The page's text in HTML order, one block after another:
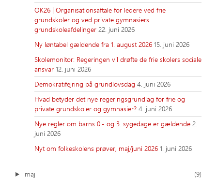
OK26 | Organisationsaftale for ledere ved frie
grundskoler og ved private gymnasiers
grundskoleafdelinger 22. juni 2026
Ny løntabel gældende fra 1. august 2026 15. juni 2026
Skolemonitor: Regeringen vil drøfte de frie skolers sociale
ansvar 12. juni 2026
Demokratifejring på grundlovsdag 4. juni 2026
Hvad betyder det nye regeringsgrundlag for frie og
private grundskoler og gymnasier? 4. juni 2026
Nye regler om barns 0.- og 3. sygedage er gældende 2.
juni 2026
Nyt om folkeskolens prøver, maj/juni 2026 1. juni 2026
maj
(9)